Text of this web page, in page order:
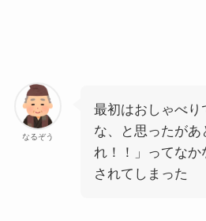
なるぞう
最初はおしゃべり
な、と思ったがあ
れ！！」ってなか
されてしまった